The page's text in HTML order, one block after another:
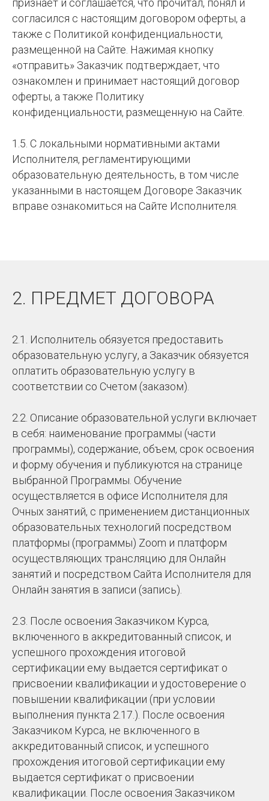
признаёт и соглашается, что прочитал, понял и
согласился с настоящим договором оферты, а
также с Политикой конфиденциальности,
размещенной на Сайте. Нажимая кнопку
«отправить» Заказчик подтверждает, что
ознакомлен и принимает настоящий договор
оферты, а также Политику
конфиденциальности, размещенную на Сайте.
1.5. С локальными нормативными актами
Исполнителя, регламентирующими
образовательную деятельность, в том числе
указанными в настоящем Договоре Заказчик
вправе ознакомиться на Сайте Исполнителя.
2. ПРЕДМЕТ ДОГОВОРА
2.1. Исполнитель обязуется предоставить
образовательную услугу, а Заказчик обязуется
оплатить образовательную услугу в
соответствии со Счетом (заказом).
2.2. Описание образовательной услуги включает
в себя: наименование программы (части
программы), содержание, объем, срок освоения
и форму обучения и публикуются на странице
выбранной Программы. Обучение
осуществляется в офисе Исполнителя для
Очных занятий, с применением дистанционных
образовательных технологий посредством
платформы (программы) Zoom и платформ
осуществляющих трансляцию для Онлайн
занятий и посредством Сайта Исполнителя для
Онлайн занятия в записи (запись).
2.3. После освоения Заказчиком Курса,
включенного в аккредитованный список, и
успешного прохождения итоговой
сертификации ему выдается сертификат о
присвоении квалификации и удостоверение о
повышении квалификации (при условии
выполнения пункта 2.17.). После освоения
Заказчиком Курса, не включенного в
аккредитованный список, и успешного
прохождения итоговой сертификации ему
выдается сертификат о присвоении
квалификации. После освоения Заказчиком